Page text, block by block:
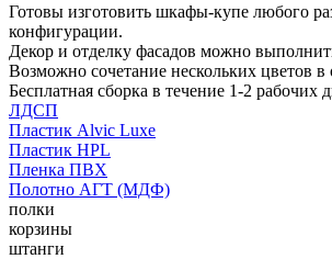
Готовы изготовить шкафы-купе любого
конфигурации.
Декор и отделку фасадов можно
Возможно сочетание нескольких цветов в
Бесплатная сборка в течение 1-2 рабочих
ЛДСП
Пластик Alvic Luxe
Пластик HPL
Пленка ПВХ
Полотно АГТ (МДФ)
полки
корзины
штанги